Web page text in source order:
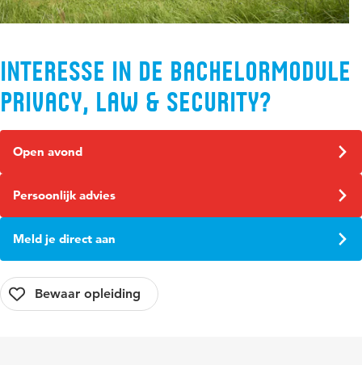
Interesse in de bachelormodule
Privacy, Law & Security?
Open avond
Persoonlijk advies
Meld je direct aan